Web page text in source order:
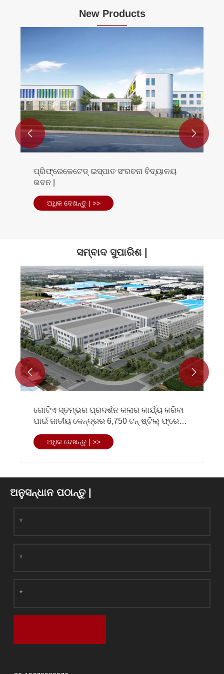
New Products
ପ୍ରିଫ୍ରେକେଟେଡ୍ ଇସ୍ପାତ ସଂରଚନା ବିଦ୍ୟାଳୟ
ଭବନ |
ଅଧିକ ଦେଖନ୍ତୁ | >>
 
ସମ୍ବାଦ ସୁପାରିଶ |
ଗୋଟିଏ ସ୍ତମ୍ଭର ପ୍ରଦର୍ଶନ କଳାର କାର୍ଯ୍ୟ କରିବା
ପାଇଁ ଜାତୀୟ କେନ୍ଦ୍ରର 6,750 ଟନ୍ ଷ୍ଟିଲ୍ ଫ୍ରେମ୍
ଅଧିକ ଦେଖନ୍ତୁ | >>
 
ଅନୁସନ୍ଧାନ ପଠାନ୍ତୁ |